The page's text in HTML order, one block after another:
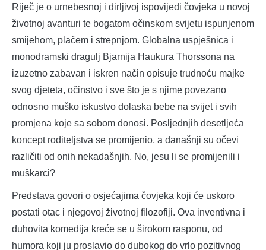
Riječ je o urnebesnoj i dirljivoj ispovijedi čovjeka u novoj
životnoj avanturi te bogatom očinskom svijetu ispunjenom
smijehom, plačem i strepnjom. Globalna uspješnica i
monodramski dragulj Bjarnija Haukura Thorssona na
izuzetno zabavan i iskren način opisuje trudnoću majke
svog djeteta, očinstvo i sve što je s njime povezano
odnosno muško iskustvo dolaska bebe na svijet i svih
promjena koje sa sobom donosi. Posljednjih desetljeća
koncept roditeljstva se promijenio, a današnji su očevi
različiti od onih nekadašnjih. No, jesu li se promijenili i
muškarci?
Predstava govori o osjećajima čovjeka koji će uskoro
postati otac i njegovoj životnoj filozofiji. Ova inventivna i
duhovita komedija kreće se u širokom rasponu, od
humora koji ju proslavio do dubokog do vrlo pozitivnog